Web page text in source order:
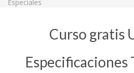
Especiales
Curso gratis
Especificaciones